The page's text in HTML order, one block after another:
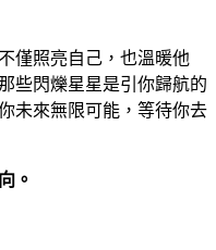
僅照亮自己，也溫暖他
些閃爍星星是引你歸航的
未來無限可能，等待你去
。